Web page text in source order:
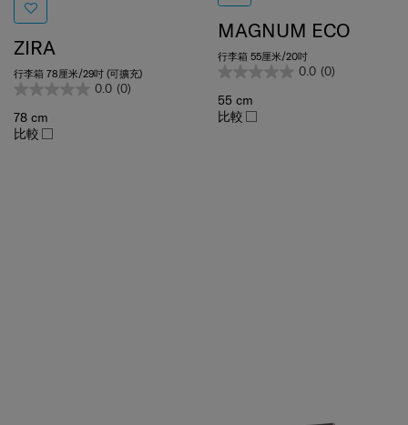
ZIRA
行李箱 78厘米/29吋 (可擴充)
0.0 (0)
78 cm
比較
MAGNUM ECO
行李箱 55厘米/20吋
0.0
55 cm
比較